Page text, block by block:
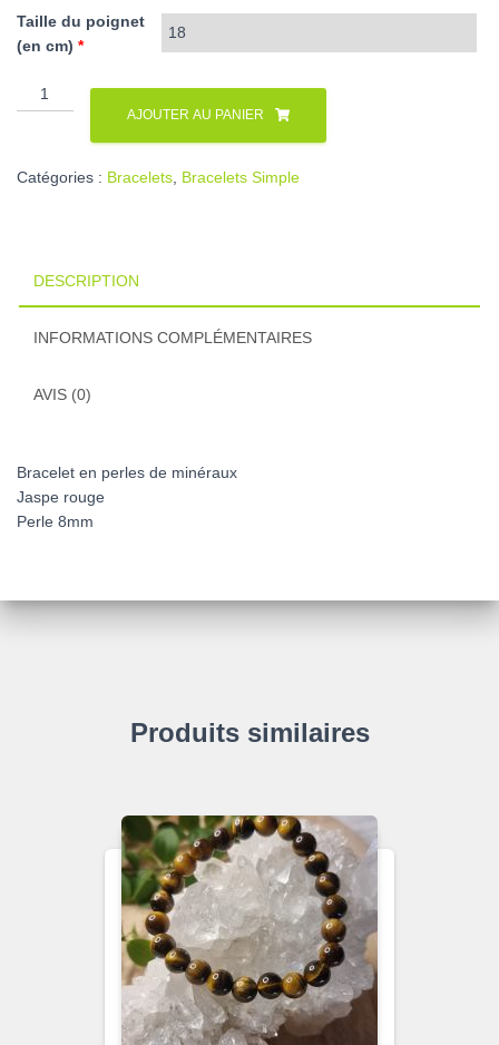
Taille du poignet
(en cm) *
quantité
de
Jaspe
AJOUTER AU PANIER
Catégories : Bracelets Bracelets Simple
DESCRIPTION
INFORMATIONS COMPLÉMENTAIRES
AVIS (0)
Bracelet en perles de minéraux
Jaspe rouge
Perle 8mm
Produits similaires